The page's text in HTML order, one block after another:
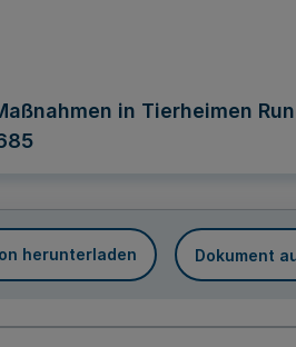
in Tierheimen
herunterladen Dokument